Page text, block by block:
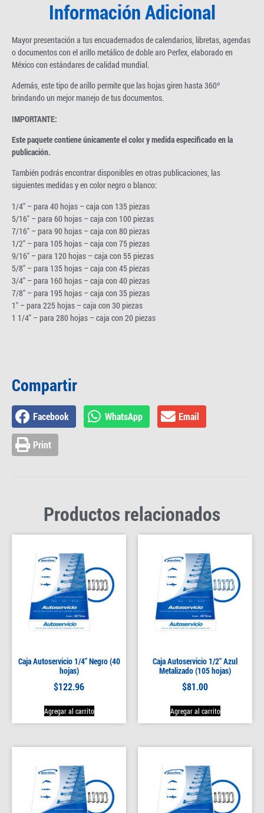
Información Adicional
Mayor presentación a tus encuadernados de calendarios, libretas, agendas
o documentos con el arillo metálico de doble aro Perfex, elaborado en
México con estándares de calidad mundial.
Además, este tipo de arillo permite que las hojas giren hasta 360º
brindando un mejor manejo de tus documentos.
IMPORTANTE:
Este paquete contiene únicamente el color y medida especificado en la
publicación.
También podrás encontrar disponibles en otras publicaciones, las
siguientes medidas y en color negro o blanco:
1/4″ – para 40 hojas – caja con 135 piezas
5/16″ – para 60 hojas – caja con 100 piezas
7/16″ – para 90 hojas – caja con 80 piezas
1/2″ – para 105 hojas – caja con 75 piezas
9/16″ – para 120 hojas – caja con 55 piezas
5/8″ – para 135 hojas – caja con 45 piezas
3/4″ – para 160 hojas – caja con 40 piezas
7/8″ – para 195 hojas – caja con 35 piezas
1″ – para 225 hojas – caja con 30 piezas
1 1/4″ – para 280 hojas – caja con 20 piezas
Compartir
Facebook WhatsApp Email
Print
Productos relacionados
Caja Autoservicio 1/4″ Negro (40
hojas)
$122.96
Agregar al carrito
Caja Autoservicio 1/2″ Azul
Metalizado (105 hojas)
$81.00
Agregar al carrito